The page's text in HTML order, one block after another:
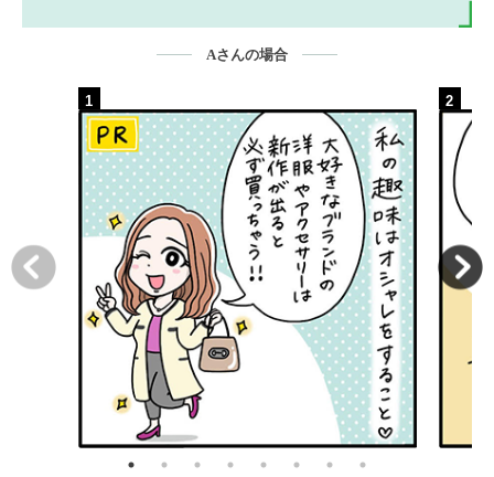
Aさんの場合
1 2